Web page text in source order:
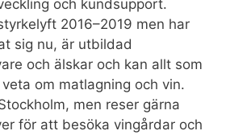
och kundsupport.
2016–2019 men har
sig nu, är utbildad
och älskar och kan allt som
om matlagning och vin.
men reser gärna
för att besöka vingårdar och